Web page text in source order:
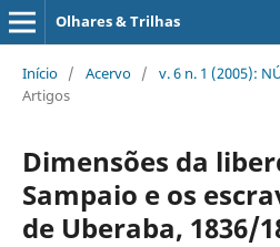
Olhares & Trilhas
Início / Acervo / v. 6 n. 1 (2005):
Artigos
Dimensões da
Sampaio e os
de Uberaba, 1836/